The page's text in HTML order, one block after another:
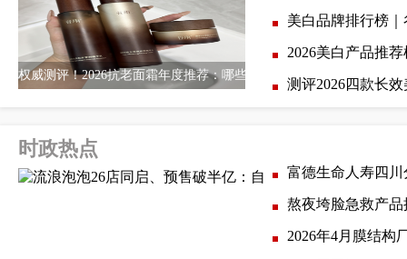
权威测评！2026抗老面霜年度推荐：哪些护肤品淡
美白品牌排行榜
2026美白产品推
测评2026四款长
时政热点
富德生命人寿四川
熬夜垮脸急救产
2026年4月膜结构